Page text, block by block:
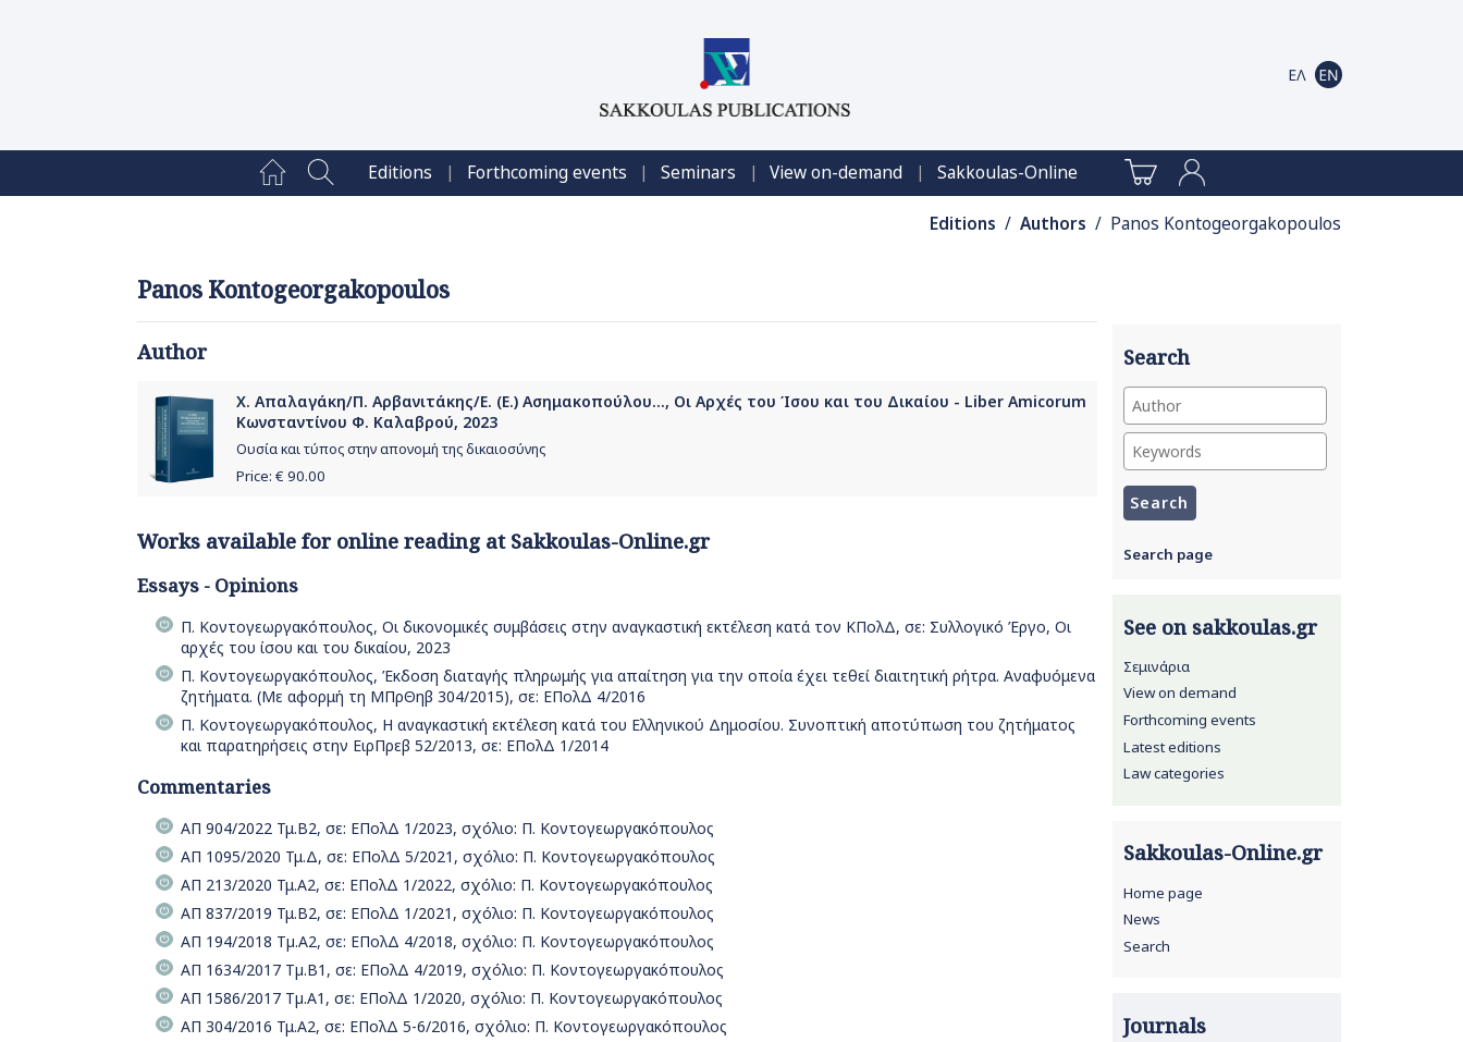
Editions | Forthcoming events | Seminars | View on-demand | Sakkoulas-Online
Editions / Authors / Panos Kontogeorgakopoulos
Panos Kontogeorgakopoulos
Author
Χ. Απαλαγάκη/Π. Αρβανιτάκης/Ε. (Ε.) Ασημακοπούλου..., Οι Αρχές του Ίσου και του Δικαίου - Liber Amicorum
Κωνσταντίνου Φ. Καλαβρού, 2023
Ουσία και τύπος στην απονομή της δικαιοσύνης
Price: € 90.00
Works available for online reading at Sakkoulas-Online.gr
Essays - Opinions
Π. Κοντογεωργακόπουλος, Οι δικονομικές συμβάσεις στην αναγκαστική εκτέλεση κατά τον ΚΠολΔ, σε: Συλλογικό Έργο, Οι
αρχές του ίσου και του δικαίου, 2023
Π. Κοντογεωργακόπουλος, Έκδοση διαταγής πληρωμής για απαίτηση για την οποία έχει τεθεί διαιτητική ρήτρα. Αναφυόμενα
ζητήματα. (Με αφορμή τη ΜΠρΘηβ 304/2015), σε: ΕΠολΔ 4/2016
Π. Κοντογεωργακόπουλος, Η αναγκαστική εκτέλεση κατά του Ελληνικού Δημοσίου. Συνοπτική αποτύπωση του ζητήματος
και παρατηρήσεις στην ΕιρΠρεβ 52/2013, σε: ΕΠολΔ 1/2014
Commentaries
ΑΠ 904/2022 Τμ.Β2, σε: ΕΠολΔ 1/2023, σχόλιο: Π. Κοντογεωργακόπουλος
ΑΠ 1095/2020 Τμ.Δ, σε: ΕΠολΔ 5/2021, σχόλιο: Π. Κοντογεωργακόπουλος
ΑΠ 213/2020 Τμ.Α2, σε: ΕΠολΔ 1/2022, σχόλιο: Π. Κοντογεωργακόπουλος
ΑΠ 837/2019 Τμ.Β2, σε: ΕΠολΔ 1/2021, σχόλιο: Π. Κοντογεωργακόπουλος
ΑΠ 194/2018 Τµ.Α2, σε: ΕΠολΔ 4/2018, σχόλιο: Π. Κοντογεωργακόπουλος
ΑΠ 1634/2017 Τµ.Β1, σε: ΕΠολΔ 4/2019, σχόλιο: Π. Κοντογεωργακόπουλος
ΑΠ 1586/2017 Τµ.Α1, σε: ΕΠολΔ 1/2020, σχόλιο: Π. Κοντογεωργακόπουλος
ΑΠ 304/2016 Τμ.Α2, σε: ΕΠολΔ 5-6/2016, σχόλιο: Π. Κοντογεωργακόπουλος
Search
Search page
See on sakkoulas.gr
Σεμινάρια
View on demand
Forthcoming events
Latest editions
Law categories
Sakkoulas-Online.gr
Home page
News
Search
Journals